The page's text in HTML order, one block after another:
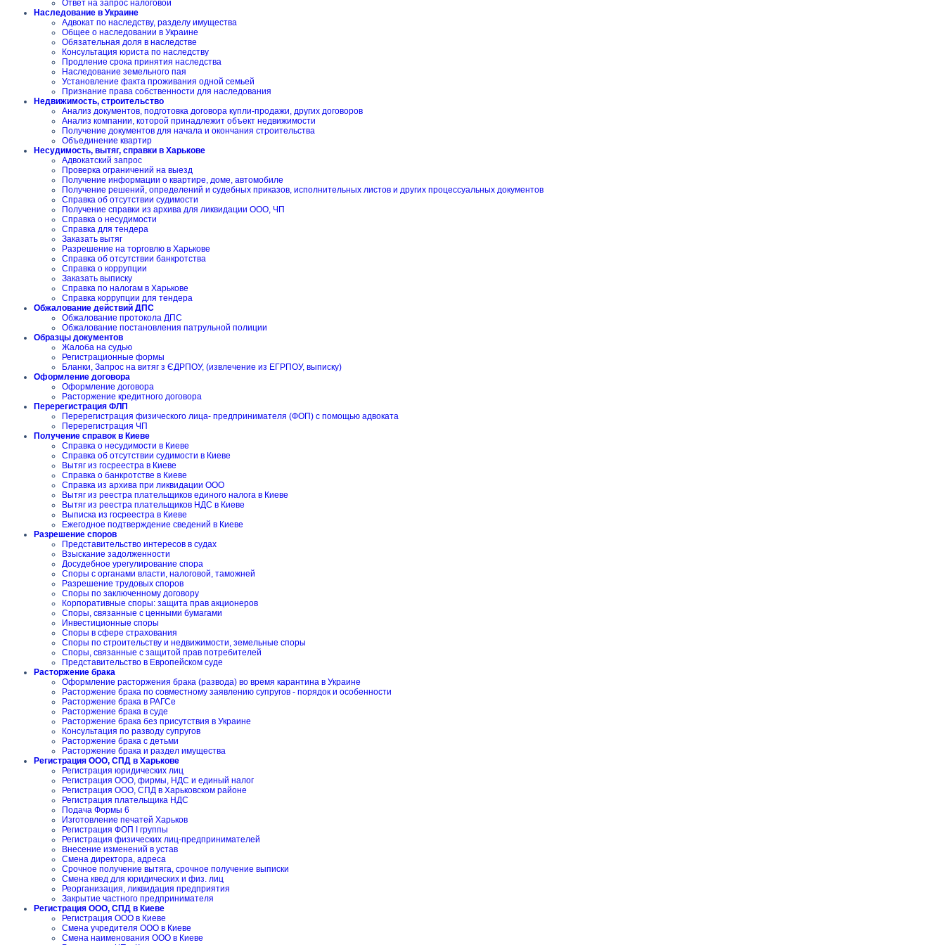
Ответ на запрос налоговой
Наследование в Украине
Адвокат по наследству, разделу имущества
Общее о наследовании в Украине
Обязательная доля в наследстве
Консультация юриста по наследству
Продление срока принятия наследства
Наследование земельного пая
Установление факта проживания одной семьей
Признание права собственности для наследования
Недвижимость, строительство
Анализ документов, подготовка договора купли-продажи, других договоров
Анализ компании, которой принадлежит объект недвижимости
Получение документов для начала и окончания строительства
Объединение квартир
Несудимость, вытяг, справки в Харькове
Адвокатский запрос
Проверка ограничений на выезд
Получение информации о квартире, доме, автомобиле
Получение решений, определений и судебных приказов, исполнительных листов и других процессуальных документов
Справка об отсутствии судимости
Получение справки из архива для ликвидации ООО, ЧП
Справка о несудимости
Справка для тендера
Заказать вытяг
Разрешение на торговлю в Харькове
Справка об отсутствии банкротства
Справка о коррупции
Заказать выписку
Справка по налогам в Харькове
Справка коррупции для тендера
Обжалование действий ДПС
Обжалование протокола ДПС
Обжалование постановления патрульной полиции
Образцы документов
Жалоба на судью
Регистрационные формы
Бланки, Запрос на витяг з ЄДРПОУ, (извлечение из ЕГРПОУ, выписку)
Оформление договора
Оформление договора
Расторжение кредитного договора
Перерегистрация ФЛП
Перерегистрация физического лица- предпринимателя (ФОП) с помощью адвоката
Перерегистрация ЧП
Получение справок в Киеве
Справка о несудимости в Киеве
Справка об отсутствии судимости в Киеве
Вытяг из госреестра в Киеве
Справка о банкротстве в Киеве
Справка из архива при ликвидации ООО
Вытяг из реестра плательщиков единого налога в Киеве
Вытяг из реестра плательщиков НДС в Киеве
Выписка из госреестра в Киеве
Ежегодное подтверждение сведений в Киеве
Разрешение споров
Представительство интересов в судах
Взыскание задолженности
Досудебное урегулирование спора
Споры с органами власти, налоговой, таможней
Разрешение трудовых споров
Споры по заключенному договору
Корпоративные споры: защита прав акционеров
Споры, связанные с ценными бумагами
Инвестиционные споры
Споры в сфере страхования
Споры по строительству и недвижимости, земельные споры
Споры, связанные с защитой прав потребителей
Представительство в Европейском суде
Расторжение брака
Оформление расторжения брака (развода) во время карантина в Украине
Расторжение брака по совместному заявлению супругов - порядок и особенности
Расторжение брака в РАГСе
Расторжение брака в суде
Расторжение брака без присутствия в Украине
Консультация по разводу супругов
Расторжение брака с детьми
Расторжение брака и раздел имущества
Регистрация ООО, СПД в Харькове
Регистрация юридических лиц
Регистрация ООО, фирмы, НДС и единый налог
Регистрация ООО, СПД в Харьковском районе
Регистрация плательщика НДС
Подача Формы 6
Изготовление печатей Харьков
Регистрация ФОП I группы
Регистрация физических лиц-предпринимателей
Внесение изменений в устав
Смена директора, адреса
Срочное получение вытяга, срочное получение выписки
Смена квед для юридических и физ. лиц
Реорганизация, ликвидация предприятия
Закрытие частного предпринимателя
Регистрация ООО, СПД в Киеве
Регистрация ООО в Киеве
Смена учредителя ООО в Киеве
Смена наименования ООО в Киеве